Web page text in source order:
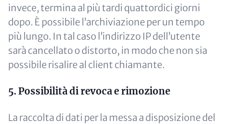
invece, termina al più tardi quattordici giorni
dopo. È possibile l’archiviazione per un tempo
più lungo. In tal caso l’indirizzo IP dell’utente
sarà cancellato o distorto, in modo che non sia
possibile risalire al client chiamante.
5. Possibilità di revoca e rimozione
La raccolta di dati per la messa a disposizione del